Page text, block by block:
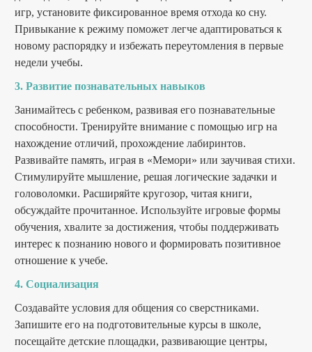
игр, установите фиксированное время отхода ко сну.
Привыкание к режиму поможет легче адаптироваться к
новому распорядку и избежать переутомления в первые
недели учебы.
3. Развитие познавательных навыков
Занимайтесь с ребенком, развивая его познавательные
способности. Тренируйте внимание с помощью игр на
нахождение отличий, прохождение лабиринтов.
Развивайте память, играя в «Мемори» или заучивая стихи.
Стимулируйте мышление, решая логические задачки и
головоломки. Расширяйте кругозор, читая книги,
обсуждайте прочитанное. Используйте игровые формы
обучения, хвалите за достижения, чтобы поддерживать
интерес к познанию нового и формировать позитивное
отношение к учебе.
4. Социализация
Создавайте условия для общения со сверстниками.
Запишите его на подготовительные курсы в школе,
посещайте детские площадки, развивающие центры,